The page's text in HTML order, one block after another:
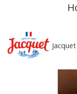
Jacquet